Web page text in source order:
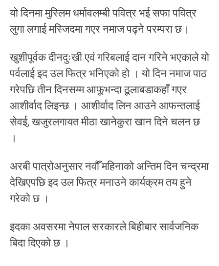
यो दिनमा मुस्लिम धर्मावलम्बी पवित्र भई सफा पवित्र
लुगा लगाई मस्जिदमा गएर नमाज पढ्ने परम्परा छ।
खुशीपूर्वक दीनदुःखी एवं गरिबलाई दान गरिने भएकाले यो
पर्वलाई इद उल फित्र भनिएको हो । यो दिन नमाज पाठ
गरेपछि तीन दिनसम्म आफूभन्दा ठूलाबडाकहाँ गएर
आशीर्वाद लिइन्छ । आशीर्वाद लिन आउने आफन्तलाई
सेवई, खजुरलगायत मीठा खानेकुरा खान दिने चलन छ
।
अरबी पात्रोअनुसार नवौँ महिनाको अन्तिम दिन चन्द्रमा
देखिएपछि इद उल फित्र मनाउने कार्यक्रम तय हुने
गरेको छ ।
इदका अवसरमा नेपाल सरकारले बिहीबार सार्वजनिक
बिदा दिएको छ ।